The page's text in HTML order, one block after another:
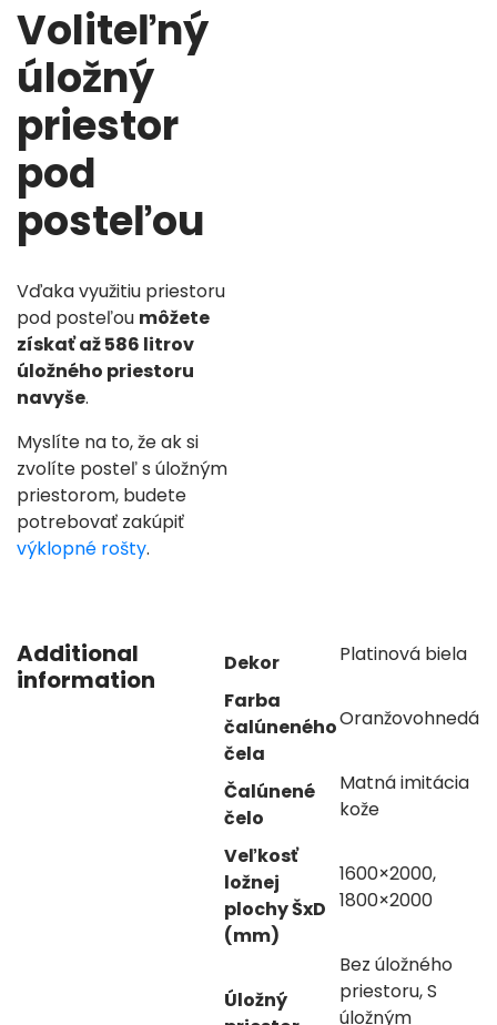
Voliteľný
úložný
priestor
pod
posteľou
Vďaka využitiu priestoru
pod posteľou môžete
získať až 586 litrov
úložného priestoru
navyše.
Myslíte na to, že ak si
zvolíte posteľ s úložným
priestorom, budete
potrebovať zakúpiť
výklopné rošty.
Additional
information
Dekor
Platinová biela
Farba
čalúneného
čela
Oranžovohnedá
Čalúnené
čelo
Matná imitácia
kože
Veľkosť
ložnej
plochy ŠxD
(mm)
1600×2000,
1800×2000
Úložný
Bez úložného
priestoru, S
úložným